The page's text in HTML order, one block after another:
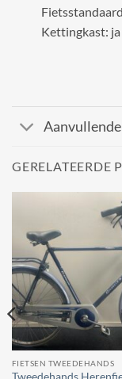
Kettingkast: ja
GERELATEERDE
FIETSEN TWEEDEHANDS